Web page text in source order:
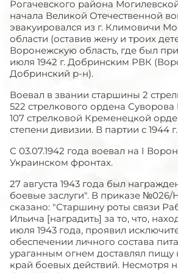
Рогачевского района
начала Великой Отечественной
эвакуировался из г. Климовичи
области (оставив жену и троих
Воронежскую область, где был
июля 1942 г. Добринским РВК
Добринский р-н).
Воевал в звании старшины 2
522 стрелкового ордена Суворова
107 стрелковой Кременецкой
степени дивизии. В партии с 1944 г.
С 03.07.1942 года воевал на I
Украинском фронтах.
27 августа 1943 года был
боевые заслуги". В приказе
сказано: "Старшину роты связи
Ильича [наградить] за то, что,
июля 1943 года, проявил
обеспечении личного состава
ураганным огнем доставлял пищу
край боевых действий. Несмотря